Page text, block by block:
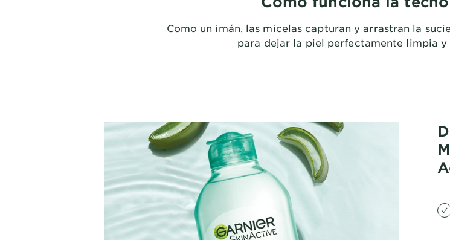
Como un imán, las micelas capturan y arrastran la
para dejar la piel perfectamente limpia y